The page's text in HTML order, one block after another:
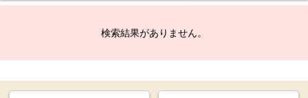
検索結果がありません。